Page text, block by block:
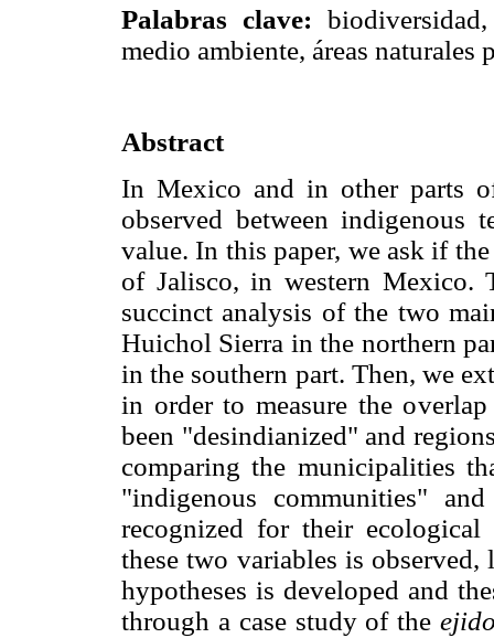
Palabras clave:
medio ambiente, áreas
Abstract
In Mexico and in other parts
observed between
value. In this paper, we ask if
of Jalisco, in western Mexico.
succinct analysis of the two
Huichol Sierra in the northern
in the southern part. Then, we
in order to measure the
been "desindianized" and
comparing the municipalities
"indigenous communities"
recognized for their
these two variables is
hypotheses is developed and
through a case study of the